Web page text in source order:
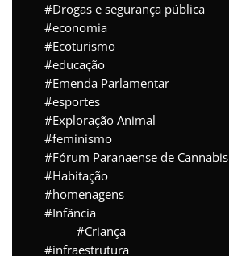
Drogas e segurança pública
economia
Ecoturismo
educação
Emenda Parlamentar
esportes
Exploração Animal
feminismo
Fórum Paranaense de Cannabis
Habitação
homenagens
Infância
Criança
infraestrutura